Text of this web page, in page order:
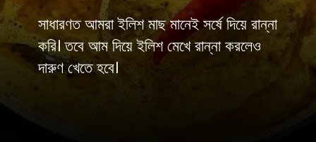
সাধারণত আমরা ইলিশ মাছ মানেই সর্ষে দিয়ে রান্না
করি। তবে আম দিয়ে ইলিশ মেখে রান্না করলেও
দারুণ খেতে হবে।